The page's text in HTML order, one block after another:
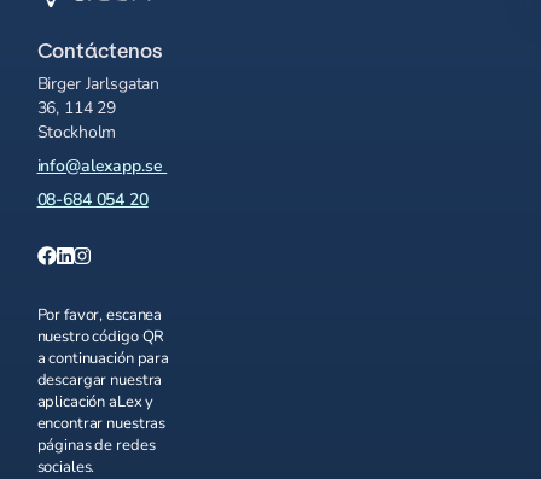
Contáctenos
Birger Jarlsgatan
36, 114 29
Stockholm
info@alexapp.se
08-684 054 20
Por favor, escanea
nuestro código QR
a continuación para
descargar nuestra
aplicación aLex y
encontrar nuestras
páginas de redes
sociales.